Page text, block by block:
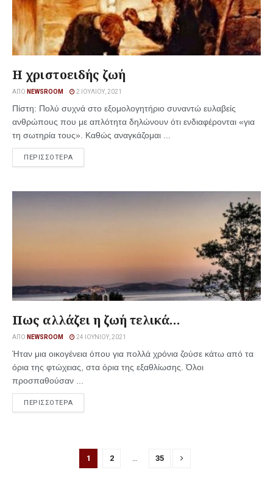
Η χριστοειδής ζωή
ΑΠΌ NEWSROOM 2 ΙΟΥΛΊΟΥ, 2021
Πίστη: Πολύ συχνά στο εξομολογητήριο συναντώ ευλαβείς
ανθρώπους που με απλότητα δηλώνουν ότι ενδιαφέρονται «για
τη σωτηρία τους». Καθώς αναγκάζομαι ...
ΠΕΡΙΣΣΟΤΕΡΑ
Πως αλλάζει η ζωή τελικά…
ΑΠΌ NEWSROOM 24 ΙΟΥΝΊΟΥ, 2021
Ήταν μια οικογένεια όπου για πολλά χρόνια ζούσε κάτω από τα
όρια της φτώχειας, στα όρια της εξαθλίωσης. Όλοι
προσπαθούσαν ...
ΠΕΡΙΣΣΟΤΕΡΑ
1 2 … 35